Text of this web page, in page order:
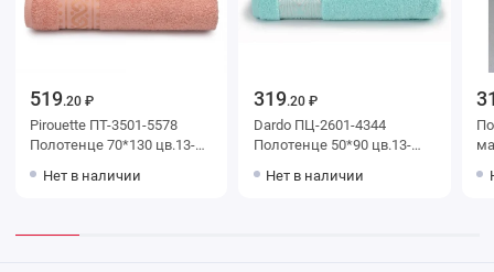
519.20 ₽
Pirouette ПТ-3501-5578
Полотенце 70*130 цв.13-
Нет в наличии
319.20 ₽
Dardo ПЦ-2601-4344
Полотенце 50*90 цв.13-
Нет в наличии